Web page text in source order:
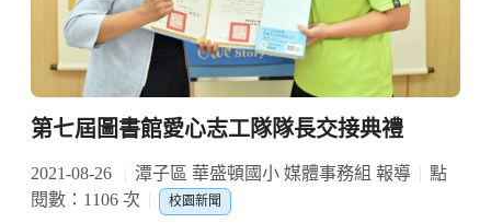
第七屆圖書館愛心志工隊隊長交接典禮
2021-08-26 潭子區 華盛頓國小 媒體事務組 報導
點
閱數：1106 次
校園新聞